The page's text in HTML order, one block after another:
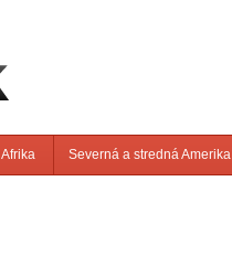
Afrika Severná a stredná Amerika